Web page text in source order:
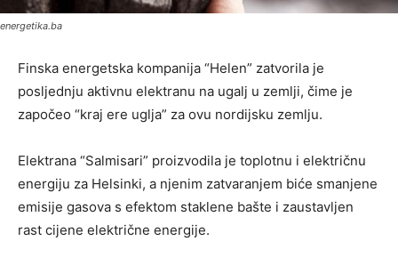
energetika.ba
Finska energetska kompanija “Helen” zatvorila je
posljednju aktivnu elektranu na ugalj u zemlji, čime je
započeo “kraj ere uglja” za ovu nordijsku zemlju.
Elektrana “Salmisari” proizvodila je toplotnu i električnu
energiju za Helsinki, a njenim zatvaranjem biće smanjene
emisije gasova s efektom staklene bašte i zaustavljen
rast cijene električne energije.